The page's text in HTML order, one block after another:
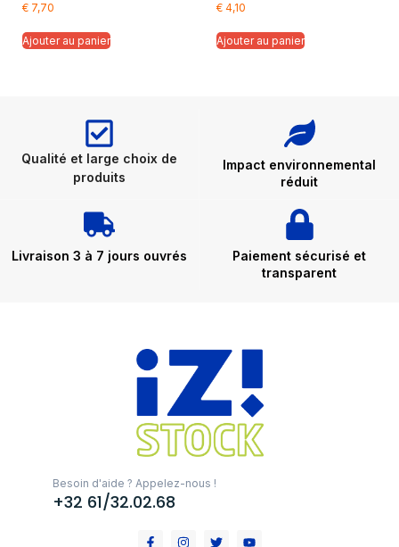
€ 7,70
Ajouter au panier
€4,10
Ajouter au panier
Qualité et large choix de
produits
Impact environnemental
réduit
Livraison 3 à 7 jours ouvrés
Paiement sécurisé et
transparent
Besoin d'aide ? Appelez-nous !
+32 61/32.02.68